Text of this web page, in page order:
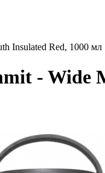
Insulated Red, 1000 мл
- Wide